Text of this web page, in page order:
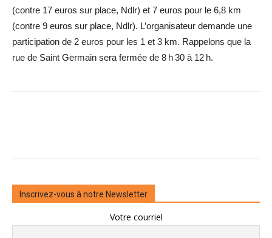
(contre 17 euros sur place, Ndlr) et 7 euros pour le 6,8 km
(contre 9 euros sur place, Ndlr). L’organisateur demande une
participation de 2 euros pour les 1 et 3 km. Rappelons que la
rue de Saint Germain sera fermée de 8 h 30 à 12 h.
Inscrivez-vous à notre Newsletter
Votre courriel